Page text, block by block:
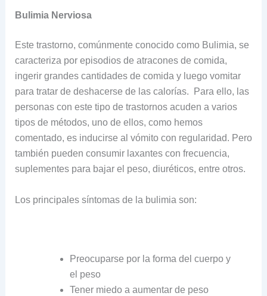
Bulimia Nerviosa
Este trastorno, comúnmente conocido como Bulimia, se
caracteriza por episodios de atracones de comida,
ingerir grandes cantidades de comida y luego vomitar
para tratar de deshacerse de las calorías. Para ello, las
personas con este tipo de trastornos acuden a varios
tipos de métodos, uno de ellos, como hemos
comentado, es inducirse al vómito con regularidad. Pero
también pueden consumir laxantes con frecuencia,
suplementes para bajar el peso, diuréticos, entre otros.
Los principales síntomas de la bulimia son:
Preocuparse por la forma del cuerpo y
el peso
Tener miedo a aumentar de peso